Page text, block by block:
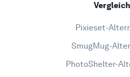
Pixieset-
SmugMug-
PhotoShelter-